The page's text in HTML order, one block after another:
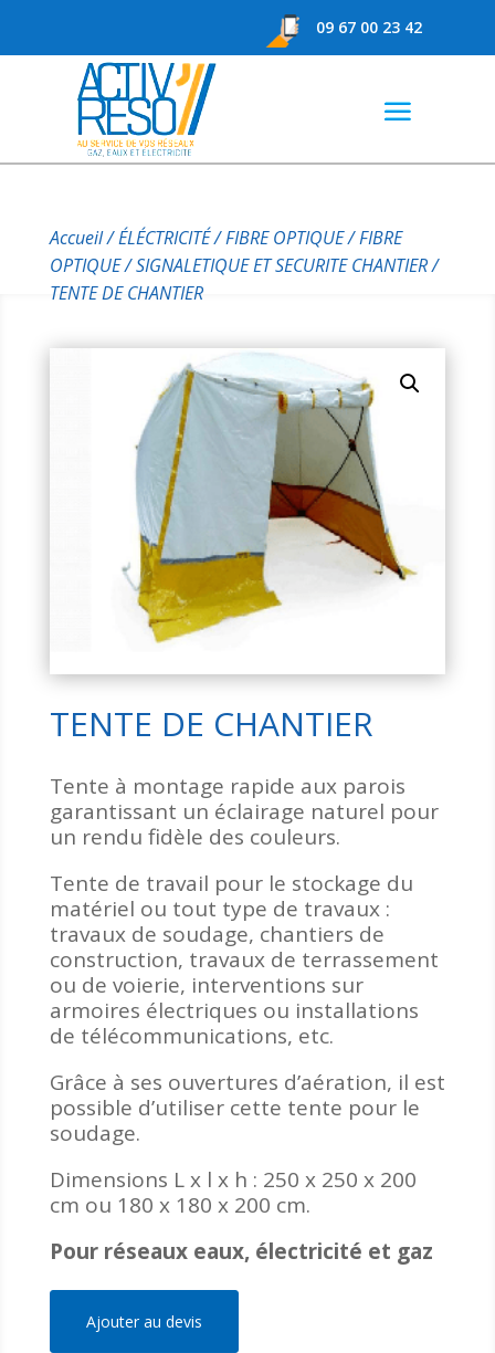
09 67 00 23 42
Accueil/ÉLÉCTRICITÉ / FIBRE OPTIQUE/FIBRE
OPTIQUE/SIGNALETIQUE ET SECURITE CHANTIER/
TENTE DE CHANTIER
TENTE DE CHANTIER
Tente à montage rapide aux parois
garantissant un éclairage naturel pour
un rendu fidèle des couleurs.
Tente de travail pour le stockage du
matériel ou tout type de travaux :
travaux de soudage, chantiers de
construction, travaux de terrassement
ou de voierie, interventions sur
armoires électriques ou installations
de télécommunications, etc.
Grâce à ses ouvertures d’aération, il est
possible d’utiliser cette tente pour le
soudage.
Dimensions L x l x h : 250 x 250 x 200
cm ou 180 x 180 x 200 cm.
Pour réseaux eaux, électricité et gaz
Ajouter au devis